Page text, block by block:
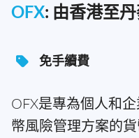
OFX: 由香港至
免手續費
OFX是專為個人和
幣風險管理方案的